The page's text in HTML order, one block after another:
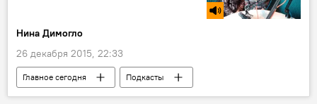
Нина Димогло
26 декабря 2015, 22:33
Главное сегодня
Подкасты
Передачи
Республика Молдова